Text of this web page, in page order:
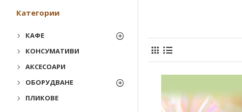
Категории
КАФЕ
КОНСУМАТИВИ
АКСЕСОАРИ
ОБОРУДВАНЕ
ПЛИКОВЕ